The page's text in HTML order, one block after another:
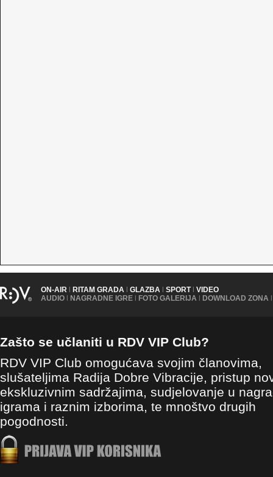
ON-AIR | RITAM GRADA | GLAZBA | SPORT | VIDEO
AUDIO | NAGRADNE IGRE | FOTO GALERIJA | DOWNLOAD ZONA |
Zašto se učlaniti u RDV VIP Club?
RDV VIP Club omogućava svojim članovima,
slušateljima Radija Dobre Vibracije, pristup
ekskluzivnim sadržajima, sudjelovanje u
igrama i raznim izborima, te mnoštvo drugih
pogodnosti.